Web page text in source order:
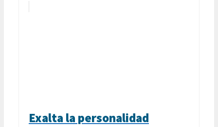
Exalta la personalidad